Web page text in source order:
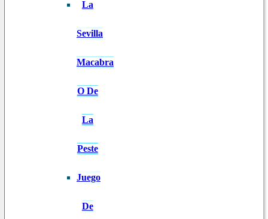
La
Sevilla
Macabra
O De
La
Peste
Juego
De